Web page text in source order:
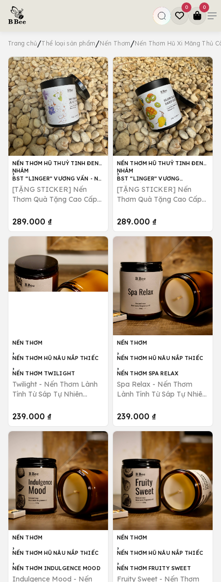
0 0
Trang chủ/Thể loại sản phẩm/Nến Thơm/Nến Thơm Hũ Xi Măng Thủ
NẾN THƠM HŨ THUỶ TINH ĐEN
NHÁM
,
BST “LINGER” VƯƠNG VẤN - NO
THOUGHTS, JUST VIBES
[TẶNG STICKER] Nến
Thơm Quà Tặng Cao Cấp
Hương Hoa Dịu Nhẹ B Bee
289.000 ₫
NẾN THƠM HŨ THUỶ TINH ĐEN
NHÁM
,
BST “LINGER” VƯƠNG
VẤN_NẾN THƠM SLOW BURN,
DEEP FEELS
[TẶNG STICKER] Nến
Thơm Quà Tặng Cao Cấp
Hương Trái Cây Ngọt Mát
289.000 ₫
NẾN THƠM
,
NẾN THƠM HŨ NÂU NẮP THIẾC
,
NẾN THƠM TWILIGHT
Twilight - Nến Thơm Lành
Tính Từ Sáp Tự Nhiên
Rũ B Bee Candle
239.000 ₫
NẾN THƠM
,
NẾN THƠM HŨ NÂU NẮP THIẾC
,
NẾN THƠM SPA RELAX
Spa Relax - Nến Thơm
Lành Tính Từ Sáp Tự Nhiên
B Bee Candle
239.000 ₫
NẾN THƠM
,
NẾN THƠM HŨ NÂU NẮP THIẾC
,
NẾN THƠM INDULGENCE MOOD
Indulgence Mood - Nến
NẾN THƠM
,
NẾN THƠM HŨ NÂU NẮP THIẾC
,
NẾN THƠM FRUITY SWEET
Fruity Sweet - Nến Thơm